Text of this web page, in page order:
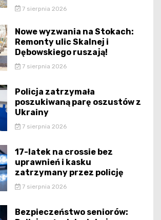
7 sierpnia 2026
Nowe wyzwania na Stokach:
Remonty ulic Skalnej i
Dębowskiego ruszają!
7 sierpnia 2026
Policja zatrzymała
poszukiwaną parę oszustów z
Ukrainy
7 sierpnia 2026
17-latek na crossie bez
uprawnień i kasku
zatrzymany przez policję
7 sierpnia 2026
Bezpieczeństwo seniorów: